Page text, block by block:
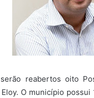
reabertos oito
O município